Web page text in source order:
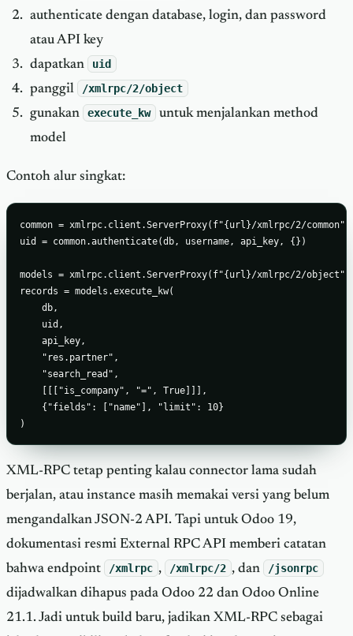
authenticate dengan database, login, dan password
atau API key
dapatkan
uid
panggil /xmlrpc/2/object
gunakan execute_kw
untuk menjalankan method
model
Contoh alur singkat:
common = xmlrpc.client.ServerProxy(f"{url}/xmlrpc/2/common")
uid = common.authenticate(db, username, api_key, {})
models = xmlrpc.client.ServerProxy(f"{url}/xmlrpc/2/object")
records = models.execute_kw(
    db,
    uid,
    api_key,
    "res.partner",
    "search_read",
    [[["is_company", "=", True]]],
    {"fields": ["name"], "limit": 10}
)
XML-RPC tetap penting kalau connector lama sudah
berjalan, atau instance masih memakai versi yang belum
mengandalkan JSON-2 API. Tapi untuk Odoo 19,
dokumentasi resmi External RPC API memberi catatan
bahwa endpoint
/xmlrpc , /xmlrpc/2 , dan /jsonrpc
dijadwalkan dihapus pada Odoo 22 dan Odoo Online
21.1. Jadi untuk build baru, jadikan XML-RPC sebagai